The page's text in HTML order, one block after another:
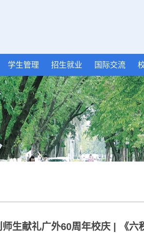
学生管理 招生就业 国际交流
师生献礼广外60周年校庆 | 《六